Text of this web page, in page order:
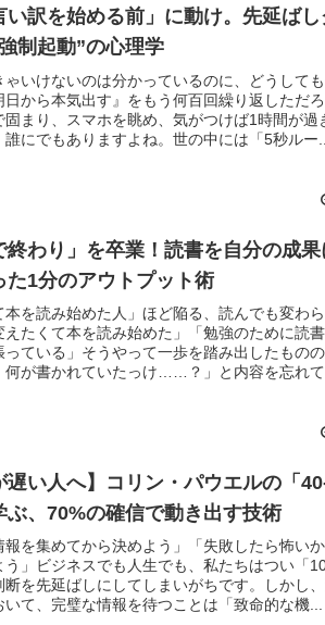
い訳を始める前」に動け。先延ば
制起動”の心理学
ゃいけないのは分かっているのに、どうして
日から本気出す』をもう何百回繰り返した
固まり、スマホを眺め、気がつけば1時間が過
誰にでもありますよね。世の中には「5秒ルー...
終わり」を卒業！読書を自分の成果
た1分のアウトプット術
本を読み始めた人」ほど陥る、読んでも変わ
えたくて本を読み始めた」「勉強のために読
っている」そうやって一歩を踏み出したもの
何が書かれていたっけ……？」と内容を忘れて
遅い人へ】コリン・パウエルの「
ぶ、70%の確信で動き出す技術
報を集めてから決めよう」「失敗したら怖い
う」ビジネスでも人生でも、私たちはつい「
断を先延ばしにしてしまいがちです。しかし
いて、完璧な情報を待つことは「致命的な機...